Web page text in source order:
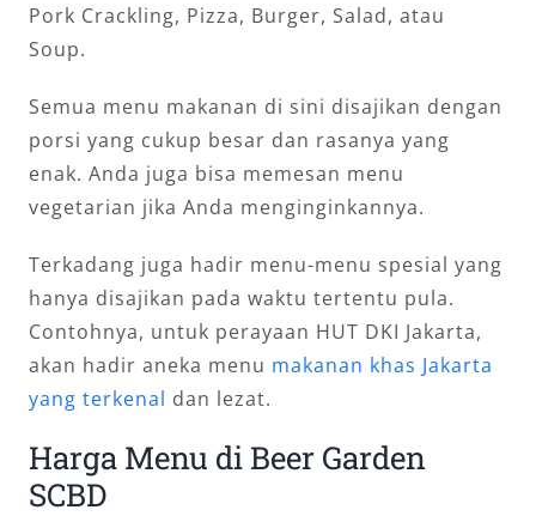
Pork Crackling, Pizza, Burger, Salad, atau
Soup.
Semua menu makanan di sini disajikan dengan
porsi yang cukup besar dan rasanya yang
enak. Anda juga bisa memesan menu
vegetarian jika Anda menginginkannya.
Terkadang juga hadir menu-menu spesial yang
hanya disajikan pada waktu tertentu pula.
Contohnya, untuk perayaan HUT DKI Jakarta,
akan hadir aneka menu makanan khas Jakarta
yang terkenal dan lezat.
Harga Menu di Beer Garden
SCBD